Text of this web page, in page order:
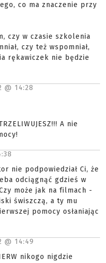
co ma znaczenie przy
czy w czasie szkolenia
czy też wspomniał,
rękawiczek nie będzie
@ 14:28
A nie
nie podpowiedział Ci, że
odciągnąć gdzieś w
może jak na filmach -
świszczą, a ty mu
pomocy osłaniając
@ 14:49
nikogo nigdzie